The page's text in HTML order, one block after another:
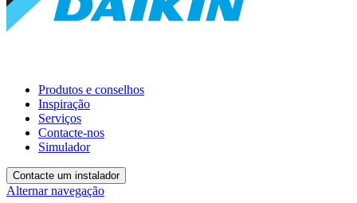
Produtos e conselhos
Inspiração
Serviços
Contacte-nos
Simulador
Contacte um instalador
Alternar navegação